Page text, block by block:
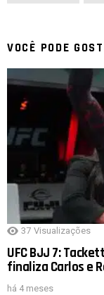
VOCÊ PODE
37 Visualizações
UFC BJJ 7:
finaliza Carlos e
há 4 meses